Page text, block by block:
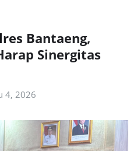
Bantaeng,
Sinergitas
4, 2026